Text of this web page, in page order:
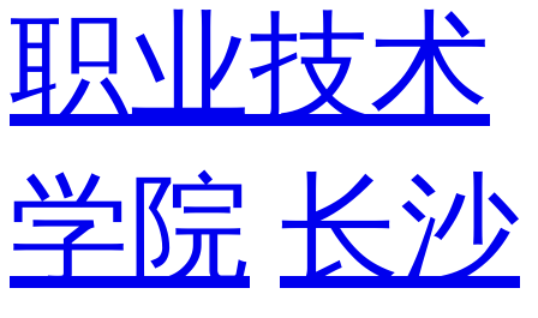
职业技术
学院 长沙